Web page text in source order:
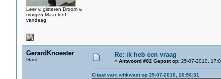
Leer v. gisteren Droom v.
morgen Maar leef
vandaag
GerardKnoester
Gast
Re: ik heb een vraag
« Antwoord #82 Gepost op:25-07-2010,
Citaat van: witkwast op 25-07-2010, 16:56:31